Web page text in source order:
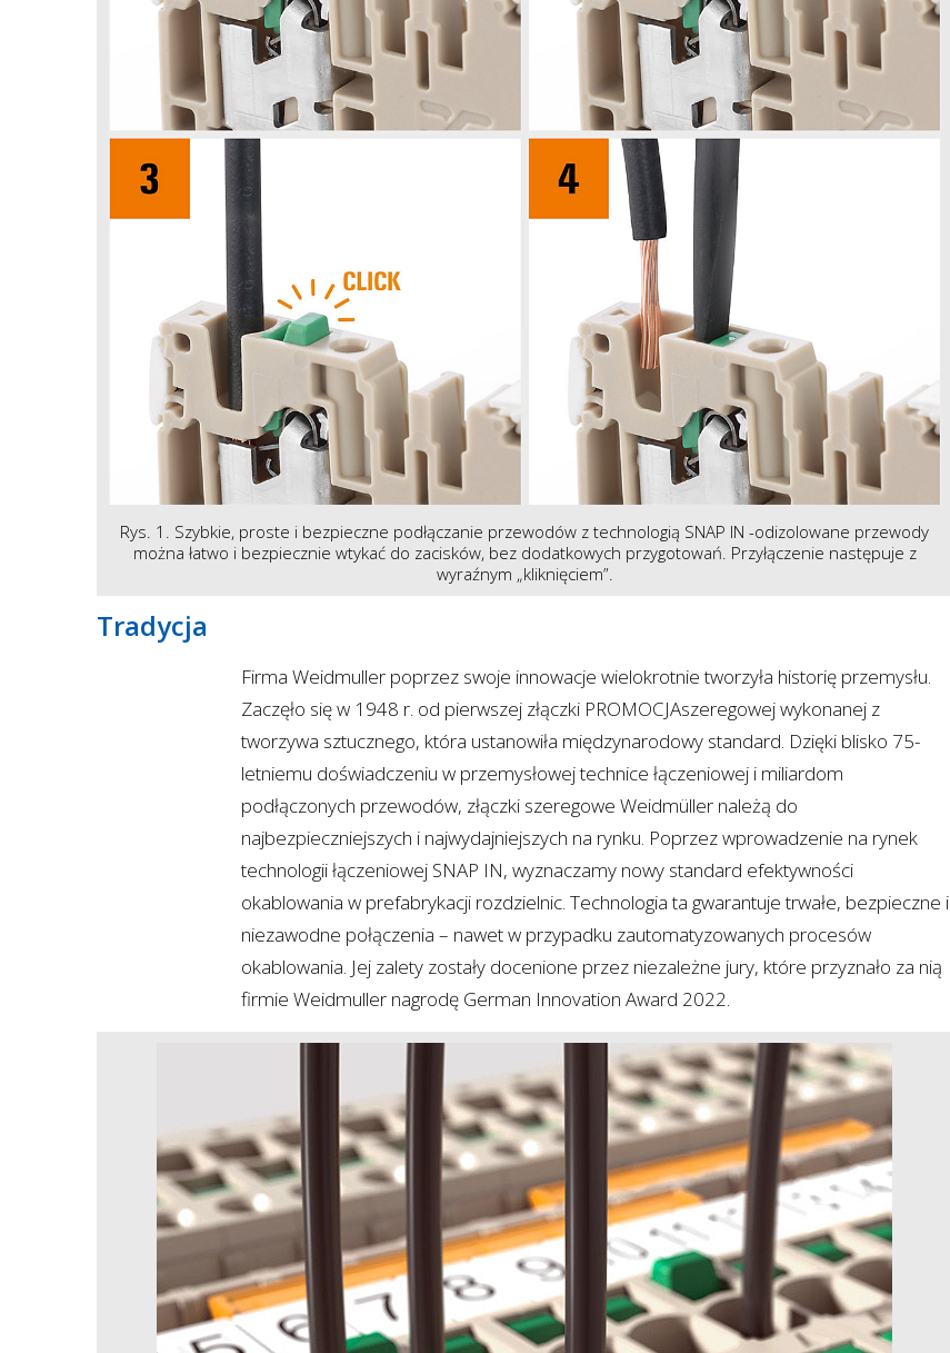
Rys. 1. Szybkie, proste i bezpieczne podłączanie przewodów z technologią SNAP IN -odizolowane przewody
można łatwo i bezpiecznie wtykać do zacisków, bez dodatkowych przygotowań. Przyłączenie następuje z
wyraźnym „kliknięciem”.
Tradycja
Firma Weidmuller poprzez swoje innowacje wielokrotnie tworzyła historię przemysłu.
Zaczęło się w 1948 r. od pierwszej złączki PROMOCJAszeregowej wykonanej z
tworzywa sztucznego, która ustanowiła międzynarodowy standard. Dzięki blisko 75-
letniemu doświadczeniu w przemysłowej technice łączeniowej i miliardom
podłączonych przewodów, złączki szeregowe Weidmüller należą do
najbezpieczniejszych i najwydajniejszych na rynku. Poprzez wprowadzenie na rynek
technologii łączeniowej SNAP IN, wyznaczamy nowy standard efektywności
okablowania w prefabrykacji rozdzielnic. Technologia ta gwarantuje trwałe, bezpieczne i
niezawodne połączenia – nawet w przypadku zautomatyzowanych procesów
okablowania. Jej zalety zostały docenione przez niezależne jury, które przyznało za nią
firmie Weidmuller nagrodę German Innovation Award 2022.